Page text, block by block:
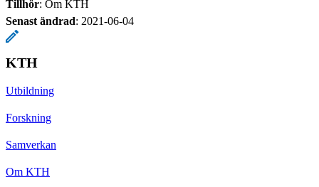
Tillhör: Om KTH
Senast ändrad: 2021-06-04
KTH
Utbildning
Forskning
Samverkan
Om KTH